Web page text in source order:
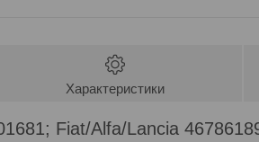
Характеристики
Fiat/Alfa/Lancia